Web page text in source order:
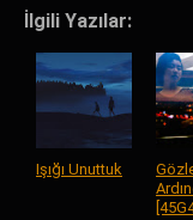
İlgili Yazılar:
Işığı Unuttuk